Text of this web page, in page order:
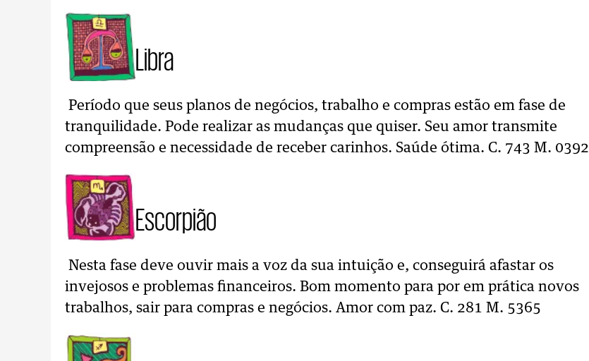
Libra
Período que seus planos de negócios, trabalho e compras estão em fase de
tranquilidade. Pode realizar as mudanças que quiser. Seu amor transmite
compreensão e necessidade de receber carinhos. Saúde ótima. C. 743 M. 0392
Escorpião
Nesta fase deve ouvir mais a voz da sua intuição e, conseguirá afastar os
invejosos e problemas financeiros. Bom momento para por em prática novos
trabalhos, sair para compras e negócios. Amor com paz. C. 281 M. 5365